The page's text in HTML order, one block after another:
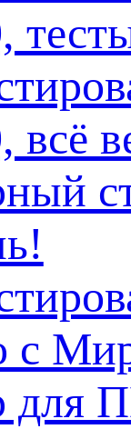
всё
с
для